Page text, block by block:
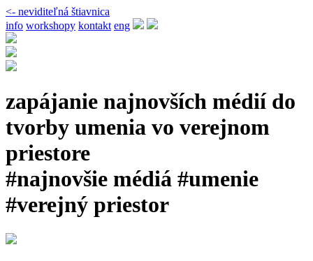
<- neviditeľná štiavnica
info workshopy kontakt eng
zapájanie najnovších médií do
tvorby umenia vo verejnom
priestore
#najnovšie médiá #umenie
#verejný priestor